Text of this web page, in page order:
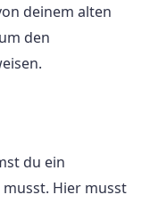
deinem alten
den
du ein
Hier musst